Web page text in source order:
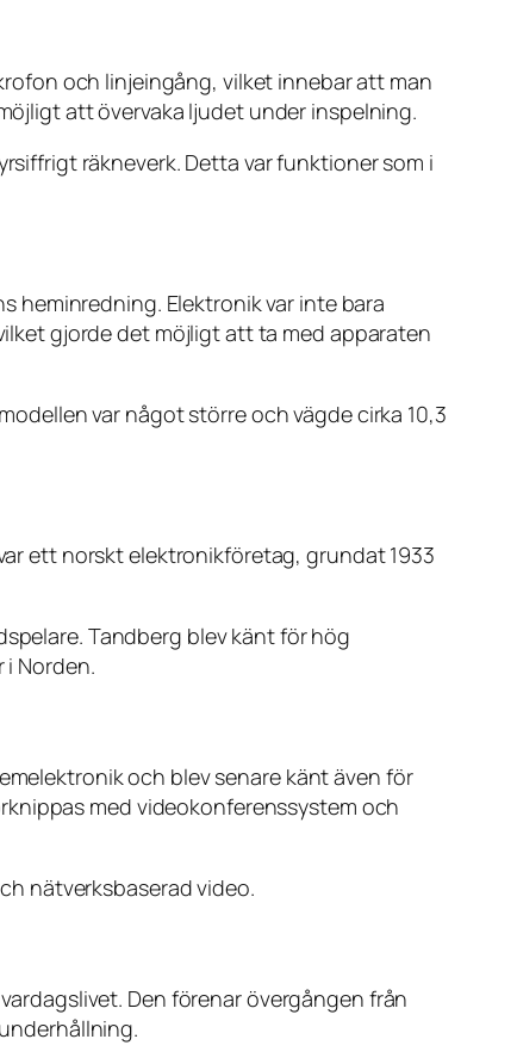
och linjeingång, vilket innebar att man
att övervaka ljudet under inspelning.
räkneverk. Detta var funktioner som i
heminredning. Elektronik var inte bara
gjorde det möjligt att ta med apparaten
var något större och vägde cirka 10,3
ett norskt elektronikföretag, grundat 1933
Tandberg blev känt för hög
Norden.
och blev senare känt även för
med videokonferenssystem och
nätverksbaserad video.
Den förenar övergången från